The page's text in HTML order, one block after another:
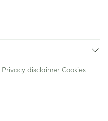
Privacy disclaimer Cookies